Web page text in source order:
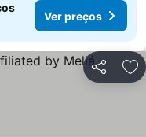
Ver preços
Partilhar